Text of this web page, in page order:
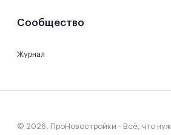
Сообщество
Журнал
© 2026, ПроНовостройки - Всё, что